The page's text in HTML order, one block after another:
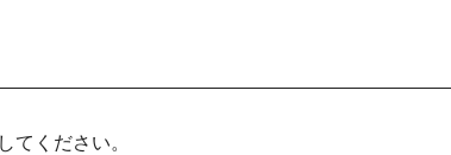
てください。